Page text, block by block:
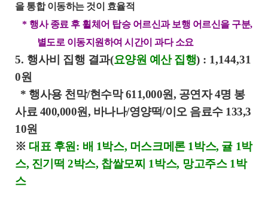
을 통합 이동하는 것이 효율적
* 행사 종료 후 휠체어 탑승 어르신과 보행 어르신을 구분,
별도로 이동지원하여 시간이 과다 소요
5. 행사비 집행 결과(요양원 예산 집행) : 1,144,31
0원
* 행사용 천막/현수막 611,000원, 공연자 4명 봉
사료 400,000원, 바나나/영양떡/이오 음료수 133,3
10원
※ 대표 후원 : 배 1박스, 머스크메론 1 박스, 귤 1박
스, 진기떡2박스, 찹쌀모찌 1 박스, 망고주스 1 박
스